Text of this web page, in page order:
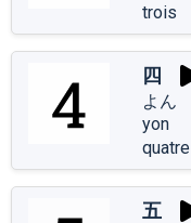
trois
四
よん
yon
quatre
五